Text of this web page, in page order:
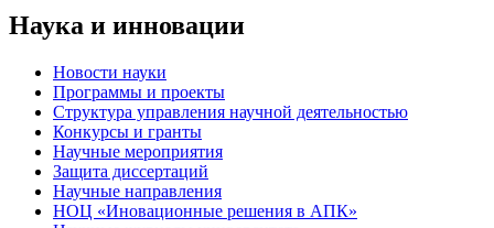
Наука и инновации
Новости науки
Программы и проекты
Структура управления научной деятельностью
Конкурсы и гранты
Научные мероприятия
Защита диссертаций
Научные направления
НОЦ «Иновационные решения в АПК»